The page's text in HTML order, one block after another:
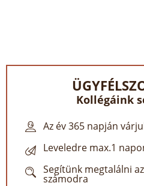
Kollégáink
Az év 365 napján
Leveledre max.1
Segítünk megtalálni
számodra